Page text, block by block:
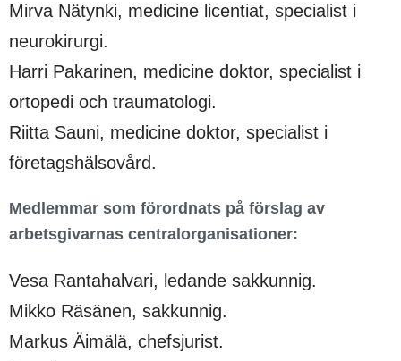
Mirva Nätynki, medicine licentiat, specialist i
neurokirurgi.
Harri Pakarinen, medicine doktor, specialist i
ortopedi och traumatologi.
Riitta Sauni, medicine doktor, specialist i
företagshälsovård.
Medlemmar som förordnats på förslag av
arbetsgivarnas centralorganisationer:
Vesa Rantahalvari, ledande sakkunnig.
Mikko Räsänen, sakkunnig.
Markus Äimälä, chefsjurist.